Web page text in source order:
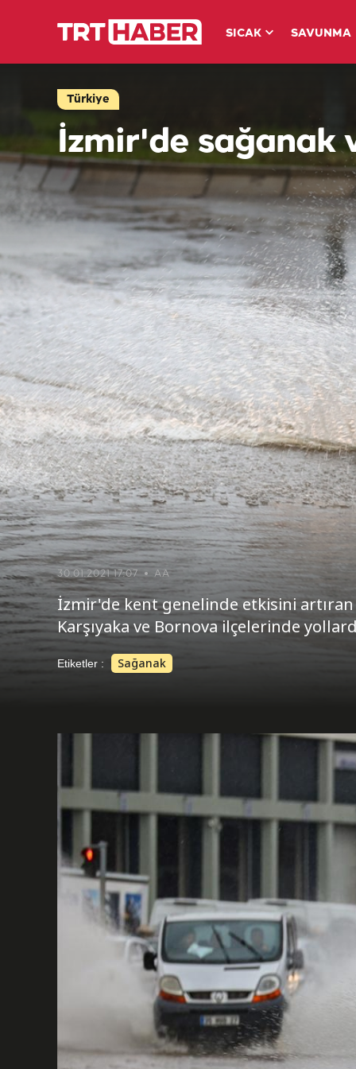
SICAK SAVUNMA
Türkiye
İzmir'de sağanak
30.01.2021 17:07 AA
İzmir'de kent genelinde etkisini
Karşıyaka ve Bornova ilçelerinde
Etiketler : Sağanak